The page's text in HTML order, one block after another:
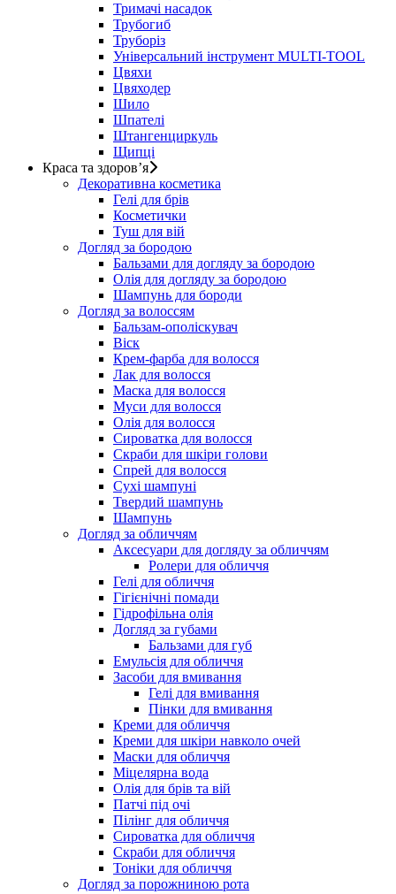
Тримачі насадок
Трубогиб
Труборіз
Універсальний інструмент MULTI-TOOL
Цвяхи
Цвяходер
Шило
Шпателі
Штангенциркуль
Щипці
Краса та здоров’я
Декоративна косметика
Гелі для брів
Косметички
Туш для вій
Догляд за бородою
Бальзами для догляду за бородою
Олія для догляду за бородою
Шампунь для бороди
Догляд за волоссям
Бальзам-ополіскувач
Віск
Крем-фарба для волосся
Лак для волосся
Маска для волосся
Муси для волосся
Олія для волосся
Сироватка для волосся
Скраби для шкіри голови
Спрей для волосся
Сухі шампуні
Твердий шампунь
Шампунь
Догляд за обличчям
Аксесуари для догляду за обличчям
Ролери для обличчя
Гелі для обличчя
Гігієнічні помади
Гідрофільна олія
Догляд за губами
Бальзами для губ
Емульсія для обличчя
Засоби для вмивання
Гелі для вмивання
Пінки для вмивання
Креми для обличчя
Креми для шкіри навколо очей
Маски для обличчя
Міцелярна вода
Олія для брів та вій
Патчі під очі
Пілінг для обличчя
Сироватка для обличчя
Скраби для обличчя
Тоніки для обличчя
Догляд за порожниною рота